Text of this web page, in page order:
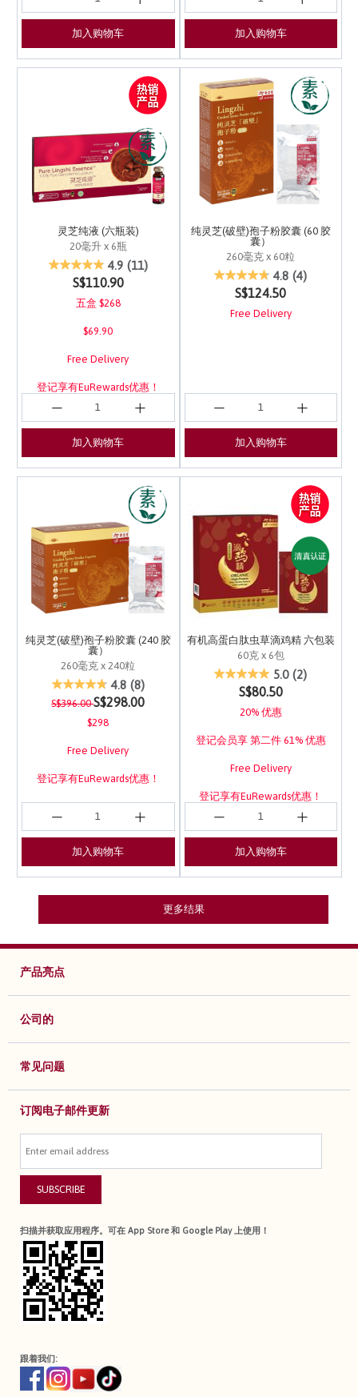
加入购物车 加入购物车
灵芝纯液 (六瓶装)
20毫升 x 6瓶
4.5 out of 5 Customer Rating
4.9 (11)
S$110.90
五盒 $268
$69.90
Free Delivery
登记享有EuRewards优惠！
加入购物车
纯灵芝(破壁)孢子粉胶囊 (60 胶
囊）
260毫克 x 60粒
5 out of 5 Customer
4.8 (4)
S$124.50
Free Delivery
加入购物车
纯灵芝(破壁)孢子粉胶囊 (240 胶
囊）
260毫克 x 240粒
3.1 out of 5 Customer Rating
4.8 (8)
Price reduced from
S$396.00to
S$298.00
$298
Free Delivery
登记享有EuRewards优惠！
加入购物车
有机高蛋白肽虫草滴鸡精 六包装
60克 x 6包
4.5 out of 5 Customer
5.0 (2)
S$80.50
20% 优惠
登记会员享 第二件 61% 优惠
Free Delivery
登记享有EuRewards优惠！
加入购物车
更多结果
产品亮点
公司的
常见问题
订阅电子邮件更新
SUBSCRIBE
扫描并获取应用程序。可在 App Store 和 Google Play 上使用！
跟着我们: